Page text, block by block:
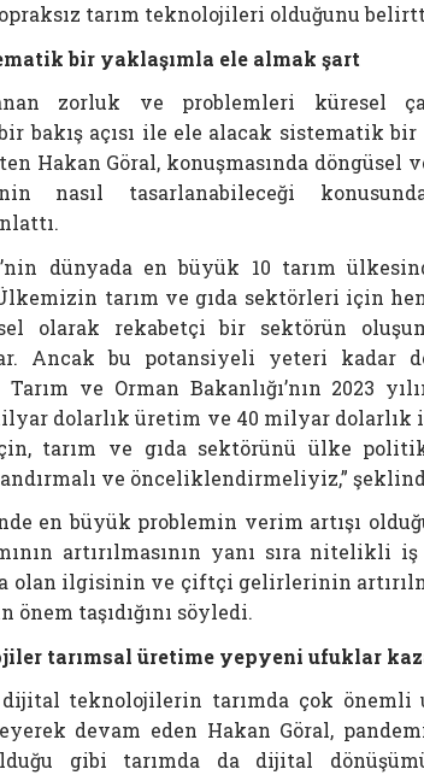
tarım teknolojileri olduğunu
bir yaklaşımla ele almak şart
zorluk ve problemleri küresel
bakış açısı ile ele alacak sistematik
Hakan Göral, konuşmasında döngüsel
nasıl tasarlanabileceği
dünyada en büyük 10 tarım
tarım ve gıda sektörleri için
olarak rekabetçi bir sektörün
Ancak bu potansiyeli yeteri kadar
ve Orman Bakanlığı’nın 2023
dolarlık üretim ve 40 milyar dolarlık
tarım ve gıda sektörünü ülke
ve önceliklendirmeliyiz,”
en büyük problemin verim artışı
artırılmasının yanı sıra nitelikli
olan ilgisinin ve çiftçi gelirlerinin
önem taşıdığını söyledi.
tarımsal üretime yepyeni ufuklar
dijital teknolojilerin tarımda çok önemli
devam eden Hakan Göral,
gibi tarımda da dijital